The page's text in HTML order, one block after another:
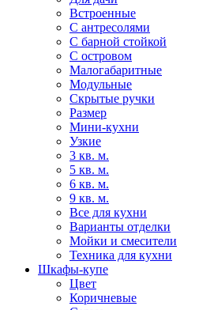
Встроенные
С антресолями
С барной стойкой
С островом
Малогабаритные
Модульные
Скрытые ручки
Размер
Мини-кухни
Узкие
3 кв. м.
5 кв. м.
6 кв. м.
9 кв. м.
Все для кухни
Варианты отделки
Мойки и смесители
Техника для кухни
Шкафы-купе
Цвет
Коричневые